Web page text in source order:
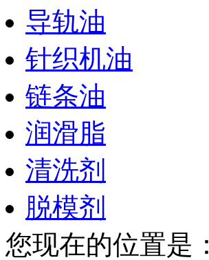
导轨油
针织机油
链条油
润滑脂
清洗剂
脱模剂
您现在的位置是：